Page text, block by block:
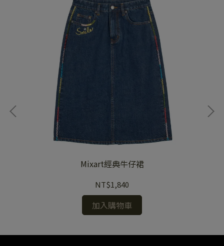
Mixart經典牛仔裙
NT$1,840
加入購物車